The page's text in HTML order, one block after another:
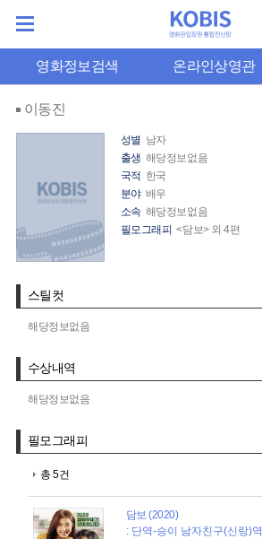
영화정보검색 온라인상영관
이동진
성별 남자
출생 해당정보없음
국적 한국
분야 배우
소속 해당정보없음
필모그래피 <담보> 외 4편
스틸컷
해당정보없음
수상내역
해당정보없음
필모그래피
총 5건
담보 (2020)
: 단역-승이 남자친구(신랑)역